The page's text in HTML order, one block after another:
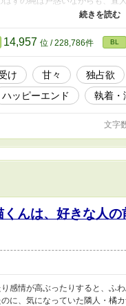
占欲は日常に滲み、純の世界を
つ堕ちていく。 甘々執着攻め
14,957 位 / 228,786件 BL
け 甘々 独占欲
ハッピーエンド 執着・
文字
くんは、好きな人
感情が高ぶったりすると、ふ
に、気になっていた隣人・橘